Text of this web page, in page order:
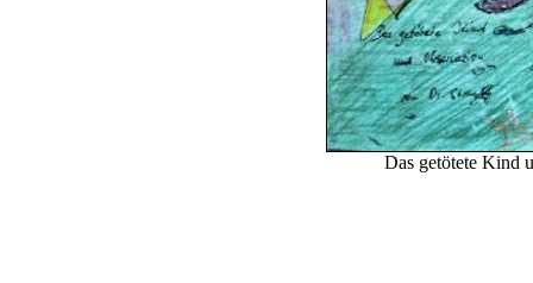
Das getötete Kind